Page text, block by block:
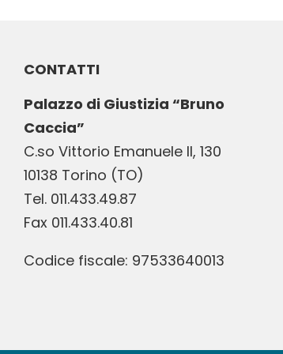
CONTATTI
Palazzo di Giustizia “Bruno
Caccia”
C.so Vittorio Emanuele II, 130
10138 Torino (TO)
Tel. 011.433.49.87
Fax 011.433.40.81
Codice fiscale: 97533640013